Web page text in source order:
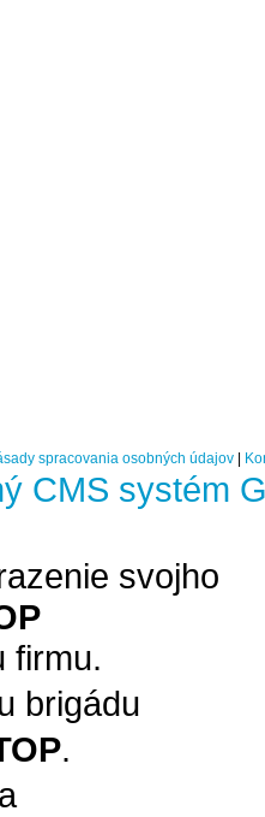
spracovania osobných údajov
CMS systém
svojho
firmu.
brigádu
.